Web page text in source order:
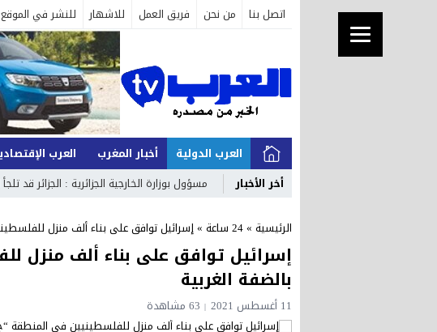
اتصل بنا من نحن فريق العمل للاشهار للنشر في الموقع
العرب الدولية أخبار المغرب العرب
أخر الأخبار
مسؤول بوزارة الخارجية الجزائرية : الجزائر قد
الرئيسية »24 ساعة »إسرائيل توافق على بناء ألف منزل
إسرائيل توافق على بناء ألف منزل
بالضفة الغربية
11 أغسطس 2021 63 مشاهدة